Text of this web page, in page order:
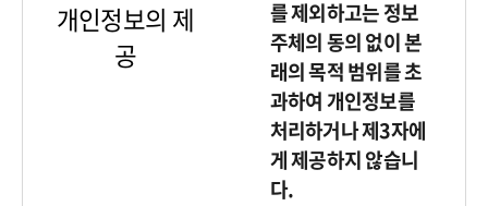
개인정보의 제
공
를 제외하고는 정보
주체의 동의 없이 본
래의 목적 범위를 초
과하여 개인정보를
처리하거나 제3자에
게 제공하지 않습니
다.